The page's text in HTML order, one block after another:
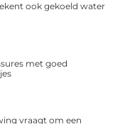
ook gekoeld water
met goed
vraagt om een